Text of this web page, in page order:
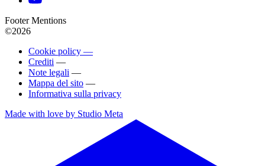
Footer Mentions
©2026
Cookie policy —
Crediti —
Note legali —
Mappa del sito —
Informativa sulla privacy
Made with love by Studio Meta